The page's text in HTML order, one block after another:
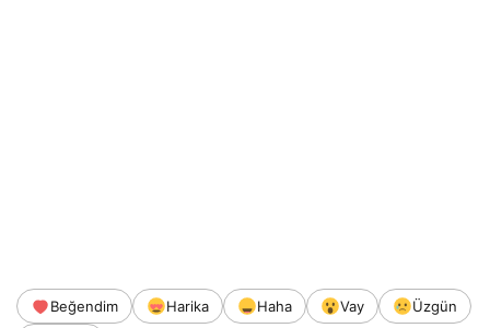
Beğendim Harika Haha Vay
Üzgün